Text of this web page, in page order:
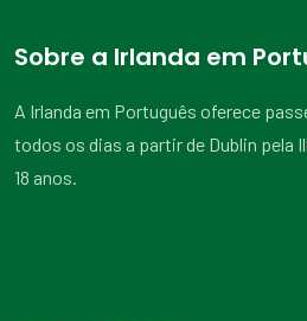
Sobre a Irlanda em
A Irlanda em Português oferece
todos os dias a partir de Dublin pela
18 anos.